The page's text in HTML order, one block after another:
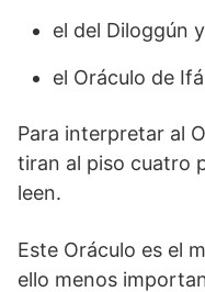
el del Diloggún y
el Oráculo de
Para interpretar al
tiran al piso cuatro
leen.
Este Oráculo es el
ello menos